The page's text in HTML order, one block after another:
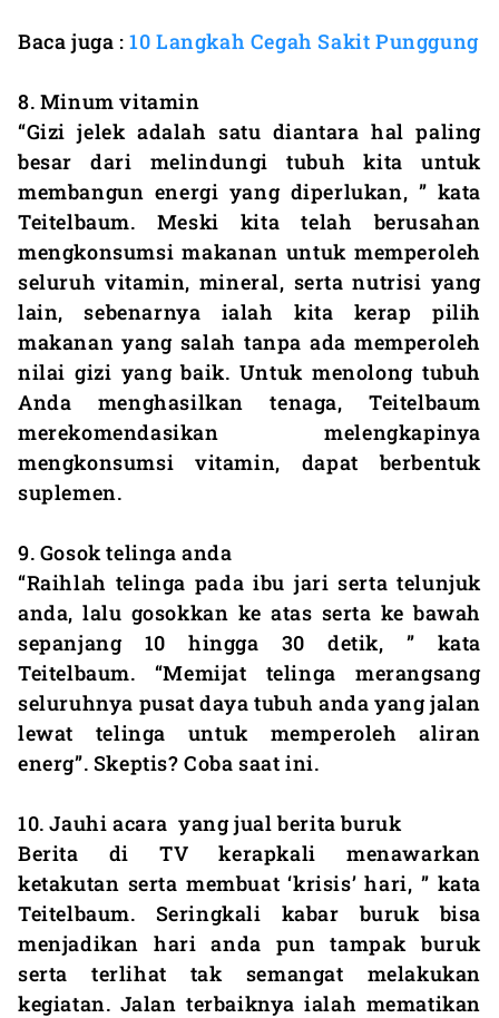
Baca juga :10 Langkah Cegah Sakit Punggung
8. Minum vitamin
“Gizi jelek adalah satu diantara hal paling
besar dari melindungi tubuh kita untuk
membangun energi yang diperlukan, ” kata
Teitelbaum. Meski kita telah berusahan
mengkonsumsi makanan untuk memperoleh
seluruh vitamin, mineral, serta nutrisi yang
lain, sebenarnya ialah kita kerap pilih
makanan yang salah tanpa ada memperoleh
nilai gizi yang baik. Untuk menolong tubuh
Anda menghasilkan tenaga, Teitelbaum
merekomendasikan melengkapinya
mengkonsumsi vitamin, dapat berbentuk
suplemen.
9. Gosok telinga anda
“Raihlah telinga pada ibu jari serta telunjuk
anda, lalu gosokkan ke atas serta ke bawah
sepanjang 10 hingga 30 detik, ” kata
Teitelbaum. “Memijat telinga merangsang
seluruhnya pusat daya tubuh anda yang jalan
lewat telinga untuk memperoleh aliran
energ”. Skeptis? Coba saat ini.
10. Jauhi acara yang jual berita buruk
Berita di TV kerapkali menawarkan
ketakutan serta membuat ‘krisis’ hari, ” kata
Teitelbaum. Seringkali kabar buruk bisa
menjadikan hari anda pun tampak buruk
serta terlihat tak semangat melakukan
kegiatan. Jalan terbaiknya ialah mematikan